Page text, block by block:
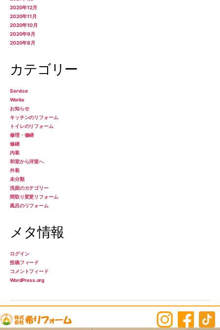
2020年12月
2020年11月
2020年10月
2020年9月
2020年8月
カテゴリー
Service
Works
お知らせ
キッチンのリフォーム
トイレのリフォーム
修理・修繕
修繕
内装
和室から洋室へ
外装
未分類
洗面のカテゴリー
間取り変更リフォーム
風呂のリフォーム
メタ情報
ログイン
投稿フィード
コメントフィード
WordPress.org